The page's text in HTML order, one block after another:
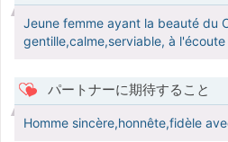
Jeune femme ayant la beauté du
gentille,calme,serviable, à l'écoute
パートナーに期待すること
Homme sincère,honnête,fidèle